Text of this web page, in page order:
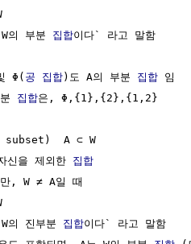
W의 부분 집합이다` 라고 말함
Φ(
공 집합)도 A의 부분 집합 임
집합은, Φ,{1},{2},{1,2}
subset)  A ⊂ W
신을 제외한 집합
, W ≠ A일 때
W의 진부분 집합이다` 라고 말함